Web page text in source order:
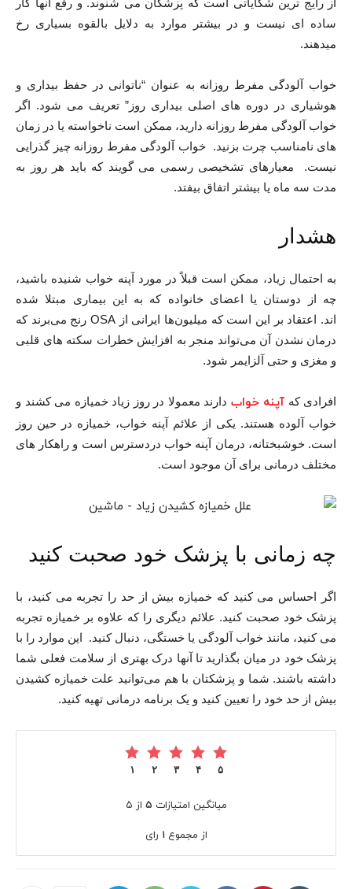
ساده ای نیست و در بیشتر موارد به دلایل بالقوه بسیاری رخ
میدهند.
خواب آلودگی مفرط روزانه به عنوان “ناتوانی در حفظ بیداری و
هوشیاری در دوره های اصلی بیداری روز” تعریف می شود. اگر
خواب آلودگی مفرط روزانه دارید، ممکن است ناخواسته یا در زمان
های نامناسب چرت بزنید. خواب آلودگی مفرط روزانه چیز گذرایی
نیست. معیارهای تشخیصی رسمی می گویند که باید هر روز به
مدت سه ماه یا بیشتر اتفاق بیفتد.
هشدار
به احتمال زیاد، ممکن است قبلاً در مورد آپنه خواب شنیده باشید،
چه از دوستان یا اعضای خانواده که به این بیماری مبتلا شده
اند. اعتقاد بر این است که میلیون‌ها ایرانی از OSA رنج می‌برند که
درمان نشدن آن می‌تواند منجر به افزایش خطرات سکته های قلبی
و مغزی و حتی آلزایمر شود.
افرادی که آپنه خواب دارند معمولا در روز زیاد خمیازه می کشند و
خواب آلوده هستند. یکی از علائم آپنه خواب، خمیازه در حین روز
است. خوشبختانه، درمان آپنه خواب دردسترس است و راهکار های
مختلف درمانی برای آن موجود است.
چه زمانی با پزشک خود صحبت کنید
اگر احساس می کنید که خمیازه بیش از حد را تجربه می کنید، با
پزشک خود صحبت کنید. علائم دیگری را که علاوه بر خمیازه تجربه
می کنید، مانند خواب آلودگی یا خستگی، دنبال کنید. این موارد را با
پزشک خود در میان بگذارید تا آنها درک بهتری از سلامت فعلی شما
داشته باشند. شما و پزشکتان با هم می‌توانید علت خمیازه کشیدن
بیش از حد خود را تعیین کنید و یک برنامه درمانی تهیه کنید.
۵ ۴ ۳ ۲ ۱
میانگین امتیازات ۵ از ۵
از مجموع۱ رای